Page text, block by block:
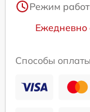
Режим
Ежедневно
Способы оплаты